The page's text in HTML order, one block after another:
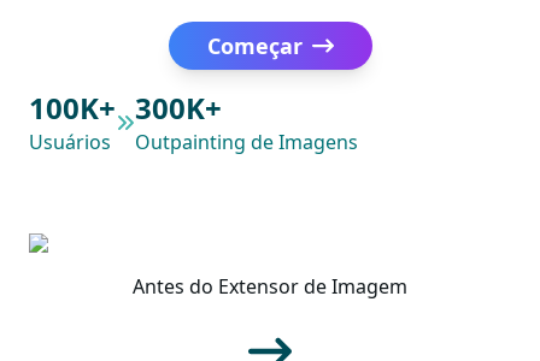
Começar
100K+
Usuários
300K+
Outpainting de Imagens
Antes do Extensor de Imagem